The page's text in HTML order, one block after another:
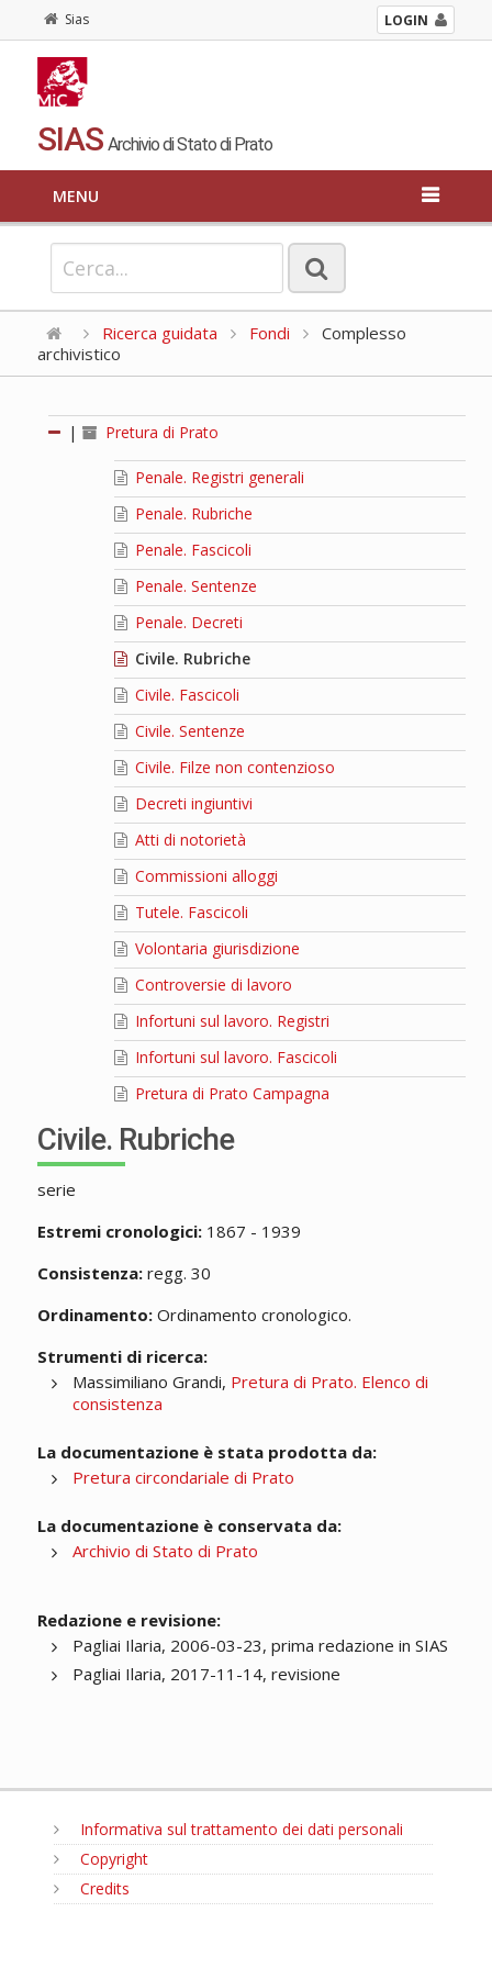
Sias LOGIN
SIAS Archivio di Stato di Prato
MENU
Ricerca guidata Fondi
Complesso
archivistico
| Pretura di Prato
Penale. Registri generali
Penale. Rubriche
Penale. Fascicoli
Penale. Sentenze
Penale. Decreti
Civile. Rubriche
Civile. Fascicoli
Civile. Sentenze
Civile. Filze non contenzioso
Decreti ingiuntivi
Atti di notorietà
Commissioni alloggi
Tutele. Fascicoli
Volontaria giurisdizione
Controversie di lavoro
Infortuni sul lavoro. Registri
Infortuni sul lavoro. Fascicoli
Pretura di Prato Campagna
Civile. Rubriche
serie
Estremi cronologici:1867 - 1939
Consistenza:regg. 30
Ordinamento:Ordinamento cronologico.
Strumenti di ricerca:
Massimiliano Grandi, Pretura di Prato. Elenco di
consistenza
La documentazione è stata prodotta da:
Pretura circondariale di Prato
La documentazione è conservata da:
Archivio di Stato di Prato
Redazione e revisione:
Pagliai Ilaria, 2006-03-23, prima redazione in SIAS
Pagliai Ilaria, 2017-11-14, revisione
Informativa sul trattamento dei dati personali
Copyright
Credits